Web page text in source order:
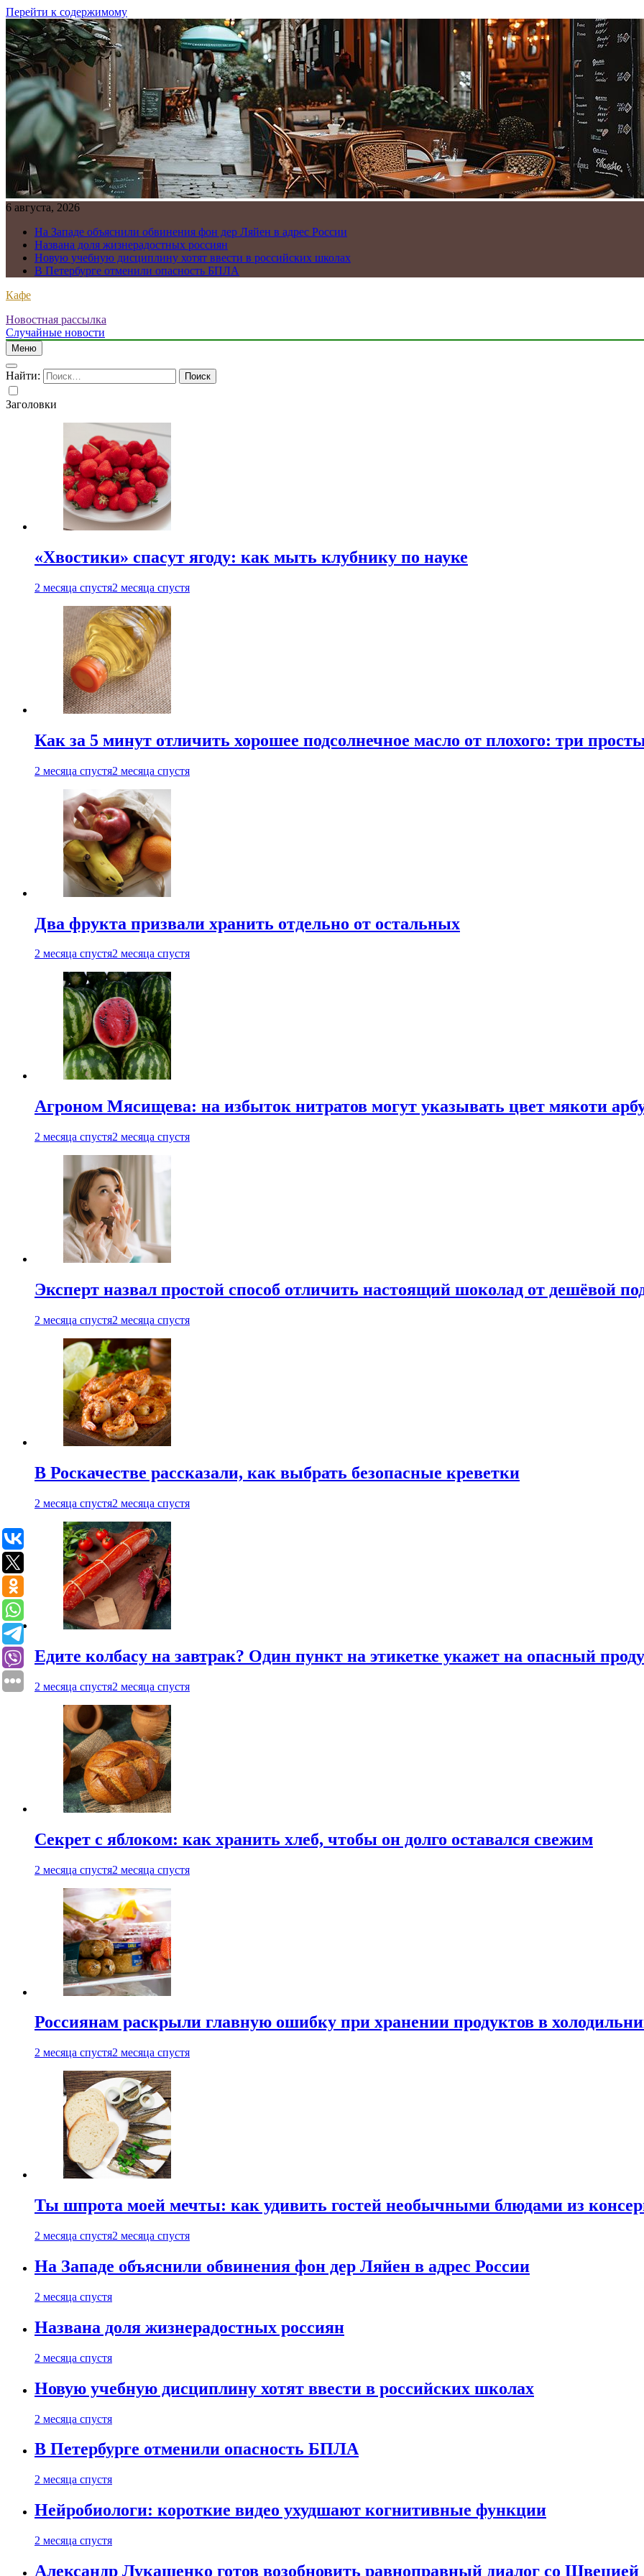
Перейти к содержимому
6 августа, 2026
На Западе объяснили обвинения фон дер Ляйен в адрес России
Названа доля жизнерадостных россиян
Новую учебную дисциплину хотят ввести в российских школах
В Петербурге отменили опасность БПЛА
Кафе
Новостная рассылка
Случайные новости
Меню
Найти:
Заголовки
«Хвостики» спасут ягоду: как мыть клубнику по науке
2 месяца спустя2 месяца спустя
Как за 5 минут отличить хорошее подсолнечное масло от плохого: три
2 месяца спустя2 месяца спустя
Два фрукта призвали хранить отдельно от остальных
2 месяца спустя2 месяца спустя
Агроном Мясищева: на избыток нитратов могут указывать цвет мякоти
2 месяца спустя2 месяца спустя
Эксперт назвал простой способ отличить настоящий шоколад от дешёвой
2 месяца спустя2 месяца спустя
В Роскачестве рассказали, как выбрать безопасные креветки
2 месяца спустя2 месяца спустя
Едите колбасу на завтрак? Один пункт на этикетке укажет на опасный
2 месяца спустя2 месяца спустя
Секрет с яблоком: как хранить хлеб, чтобы он долго оставался свежим
2 месяца спустя2 месяца спустя
Россиянам раскрыли главную ошибку при хранении продуктов в
2 месяца спустя2 месяца спустя
Ты шпрота моей мечты: как удивить гостей необычными блюдами из
2 месяца спустя2 месяца спустя
На Западе объяснили обвинения фон дер Ляйен в адрес России
2 месяца спустя
Названа доля жизнерадостных россиян
2 месяца спустя
Новую учебную дисциплину хотят ввести в российских школах
2 месяца спустя
В Петербурге отменили опасность БПЛА
2 месяца спустя
Нейробиологи: короткие видео ухудшают когнитивные функции
2 месяца спустя
Александр Лукашенко готов возобновить равноправный диалог со Швецией